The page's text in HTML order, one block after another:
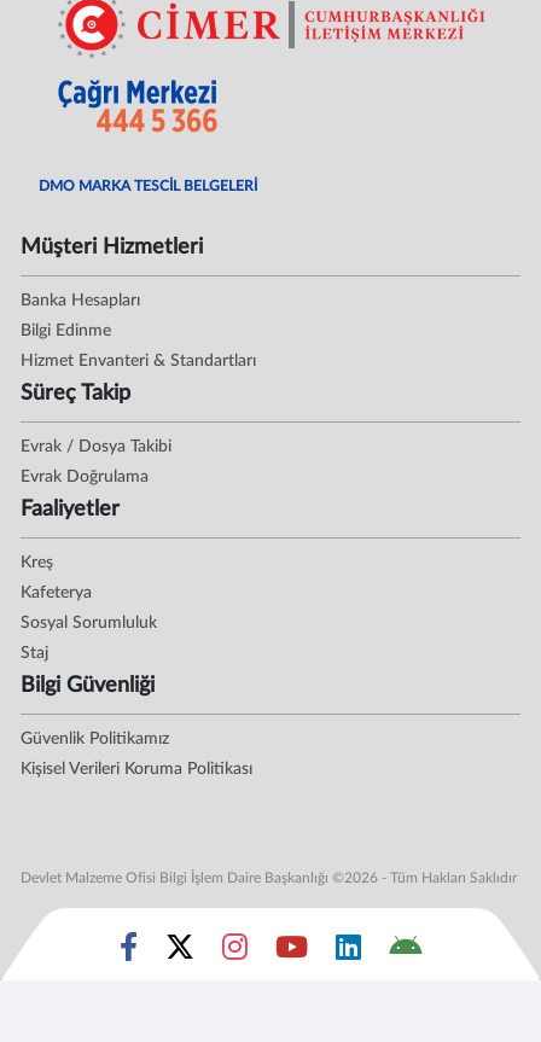
DMO MARKA TESCİL BELGELERİ
Müşteri Hizmetleri
Banka Hesapları
Bilgi Edinme
Hizmet Envanteri & Standartları
Süreç Takip
Evrak / Dosya Takibi
Evrak Doğrulama
Faaliyetler
Kreş
Kafeterya
Sosyal Sorumluluk
Staj
Bilgi Güvenliği
Güvenlik Politikamız
Kişisel Verileri Koruma Politikası
Devlet Malzeme Ofisi Bilgi İşlem Daire Başkanlığı ©2026 - Tüm Hakları Saklıdır